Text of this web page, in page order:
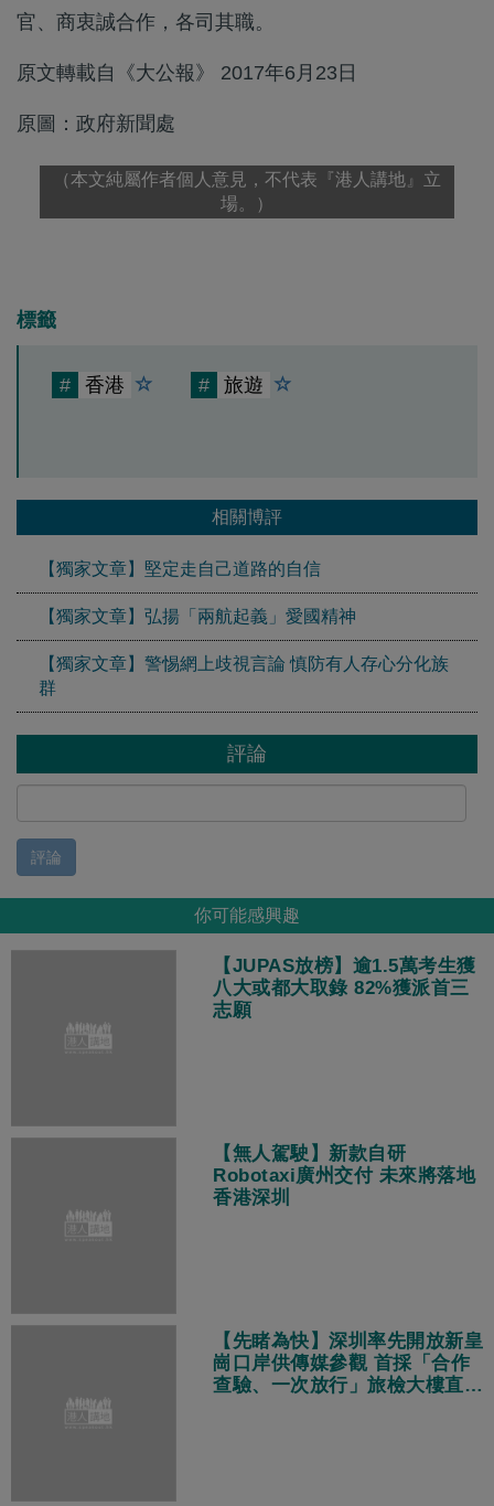
官、商衷誠合作，各司其職。
原文轉載自《大公報》 2017年6月23日
原圖：政府新聞處
（本文純屬作者個人意見，不代表『港人講地』立
場。）
標籤
# 香港 # 旅遊
相關博評
【獨家文章】堅定走自己道路的自信
【獨家文章】弘揚「兩航起義」愛國精神
【獨家文章】警惕網上歧視言論 慎防有人存心分化族
群
評論
評論
你可能感興趣
【JUPAS放榜】逾1.5萬考生獲
八大或都大取錄 82%獲派首三
志願
【無人駕駛】新款自研
Robotaxi廣州交付 未來將落地
香港深圳
【先睹為快】深圳率先開放新皇
崗口岸供傳媒參觀 首採「合作
查驗、一次放行」旅檢大樓直連